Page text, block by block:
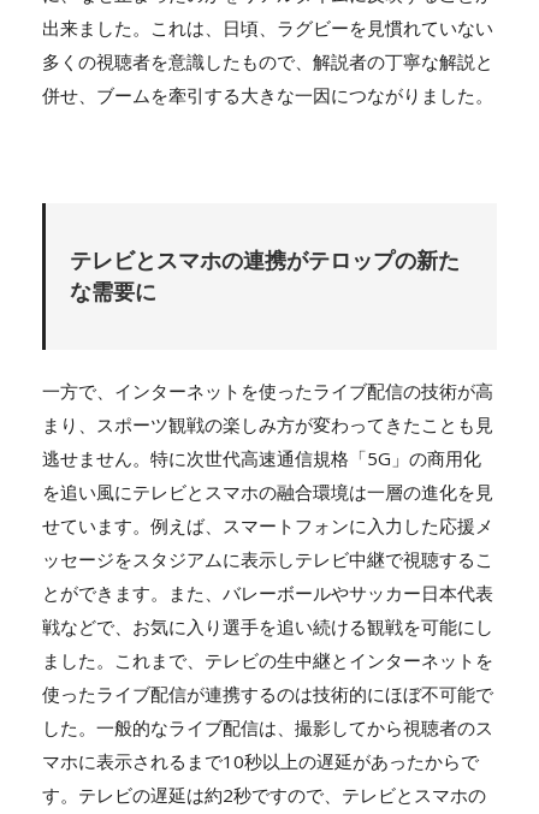
出来ました。これは、日頃、ラグビーを見慣れていない
多くの視聴者を意識したもので、解説者の丁寧な解説と
併せ、ブームを牽引する大きな一因につながりました。
テレビとスマホの連携がテロップの新た
な需要に
一方で、インターネットを使ったライブ配信の技術が高
まり、スポーツ観戦の楽しみ方が変わってきたことも見
逃せません。特に次世代高速通信規格「5G」の商用化
を追い風にテレビとスマホの融合環境は一層の進化を見
せています。例えば、スマートフォンに入力した応援メ
ッセージをスタジアムに表示しテレビ中継で視聴するこ
とができます。また、バレーボールやサッカー日本代表
戦などで、お気に入り選手を追い続ける観戦を可能にし
ました。これまで、テレビの生中継とインターネットを
使ったライブ配信が連携するのは技術的にほぼ不可能で
した。一般的なライブ配信は、撮影してから視聴者のス
マホに表示されるまで10秒以上の遅延があったからで
す。テレビの遅延は約2秒ですので、テレビとスマホの